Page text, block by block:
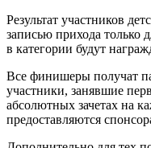
Результат участников
записью прихода только
в категории будут
Все финишеры получат
участники, занявшие
абсолютных зачетах на
предоставляются